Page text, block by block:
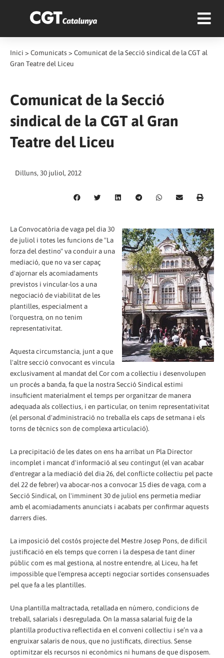
Inici > Comunicats > Comunicat de la Secció sindical de la CGT al
Gran Teatre del Liceu
Comunicat de la Secció
sindical de la CGT al Gran
Teatre del Liceu
Dilluns, 30 juliol, 2012
La Convocatòria de vaga pel dia 30
de juliol i totes les funcions de "La
forza del destino" va conduir a una
mediació, que no va ser capaç
d'ajornar els acomiadaments
previstos i vincular-los a una
negociació de viabilitat de les
plantilles, especialment a
l'orquestra, on no tenim
representativitat.
Aquesta circumstancia, junt a que
l'altre secció convocant es vincula
exclusivament al mandat del Cor com a col·lectiu i desenvolupen
un procés a banda, fa que la nostra Secció Sindical estimi
insuficient materialment el temps per organitzar de manera
adequada als col·lectius, i en particular, on tenim representativitat
(el personal d'administració no treballa els caps de setmana i els
torns de tècnics son de complexa articulació).
La precipitació de les dates on ens ha arribat un Pla Director
incomplet i mancat d'informació al seu contingut (el van acabar
d'entregar a la mediació del dia 26, del conflicte col·lectiu pel pacte
del 22 de febrer) va abocar-nos a convocar 15 dies de vaga, com a
Secció Sindical, on l'imminent 30 de juliol ens permetia mediar
amb el acomiadaments anunciats i acabats per confirmar aquests
darrers dies.
La imposició del costós projecte del Mestre Josep Pons, de difícil
justificació en els temps que corren i la despesa de tant diner
públic com es mal gestiona, al nostre entendre, al Liceu, ha fet
impossible que l'empresa accepti negociar sortides consensuades
pel que fa a les plantilles.
Una plantilla maltractada, retallada en número, condicions de
treball, salarials i desregulada. On la massa salarial fuig de la
plantilla productiva reflectida en el conveni col·lectiu i se’n va a
engruixar salaris de nous, que no justificats, directius. Sense
optimitzar els recursos ni econòmics ni humans de que disposem.